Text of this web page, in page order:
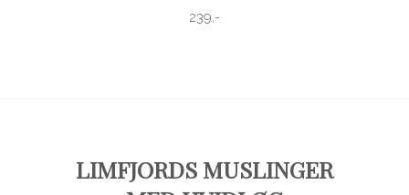
239,-
LIMFJORDS MUSLINGER